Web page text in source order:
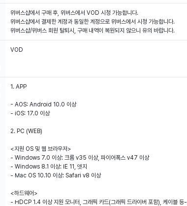
위버스샵에서 구매 후, 위버스에서 VOD 시청 가능합니다.
위버스샵에서 결제한 계정과 동일한 계정으로 위버스에서 시청 가능합니다.
위버스샵/위버스 회원 탈퇴시, 구매 내역이 복원되지 않으니 유의 바랍니다.
VOD
1. APP
- AOS: Android 10.0 이상
- iOS: 17.0 이상
2. PC (WEB)
<지원 OS 및 웹 브라우저>
- Windows 7.0 이상: 크롬 v35 이상, 파이어폭스 v47 이상
- Windows 8.1 이상: IE 11, 엣지
- Mac OS 10.10 이상: Safari v8 이상
<하드웨어>
- HDCP 1.4 이상 지원 모니터, 그래픽 카드(그래픽 드라이버 포함), 케이블 등-